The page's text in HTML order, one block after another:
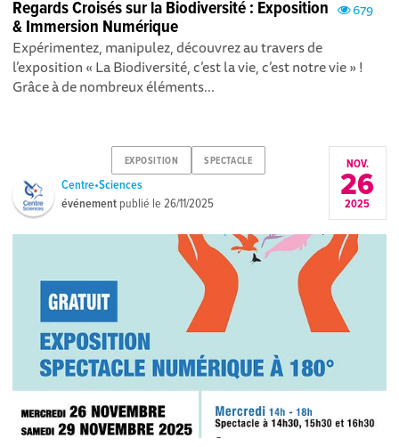
679
Regards Croisés sur la Biodiversité : Exposition
& Immersion Numérique
Expérimentez, manipulez, découvrez au travers de
l’exposition « La Biodiversité, c’est la vie, c’est notre vie » !
Grâce à de nombreux éléments...
EXPOSITION SPECTACLE
Centre•Sciences
événement publié le26/11/2025
NOV.
26
2025